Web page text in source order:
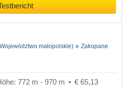
małopolskie) Zakopane
772 m - 970 m
€ 65,13